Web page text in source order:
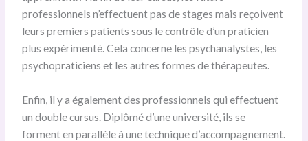
professionnels n’effectuent pas de stages mais reçoivent
leurs premiers patients sous le contrôle d’un praticien
plus expérimenté. Cela concerne les psychanalystes, les
psychopraticiens et les autres formes de thérapeutes.
Enfin, il y a également des professionnels qui effectuent
un double cursus. Diplômé d’une université, ils se
forment en parallèle à une technique d’accompagnement.